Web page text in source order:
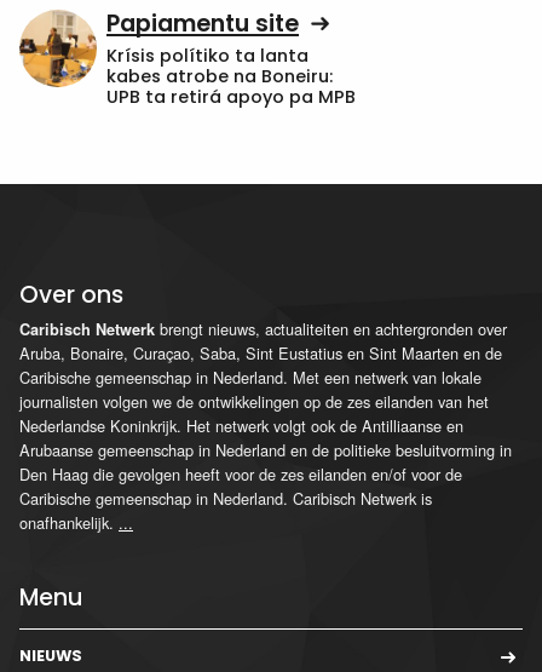
Papiamentu site
Krísis polítiko ta lanta
kabes atrobe na Boneiru:
UPB ta retirá apoyo pa MPB
Over ons
Caribisch Netwerk brengt nieuws, actualiteiten en achtergronden over
Aruba, Bonaire, Curaçao, Saba, Sint Eustatius en Sint Maarten en de
Caribische gemeenschap in Nederland. Met een netwerk van lokale
journalisten volgen we de ontwikkelingen op de zes eilanden van het
Nederlandse Koninkrijk. Het netwerk volgt ook de Antilliaanse en
Arubaanse gemeenschap in Nederland en de politieke besluitvorming in
Den Haag die gevolgen heeft voor de zes eilanden en/of voor de
Caribische gemeenschap in Nederland. Caribisch Netwerk is
onafhankelijk. ...
Menu
NIEUWS